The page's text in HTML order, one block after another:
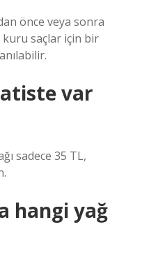
önce veya sonra
kuru saçlar için bir
var
sadece 35 TL,
hangi yağ